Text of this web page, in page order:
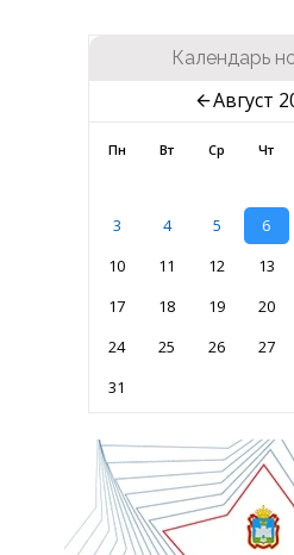
Календарь
Август
Пн Вт Ср Чт
3
4 5 6
10
11 12 13
17
18 19 20
24
25 26 27
31